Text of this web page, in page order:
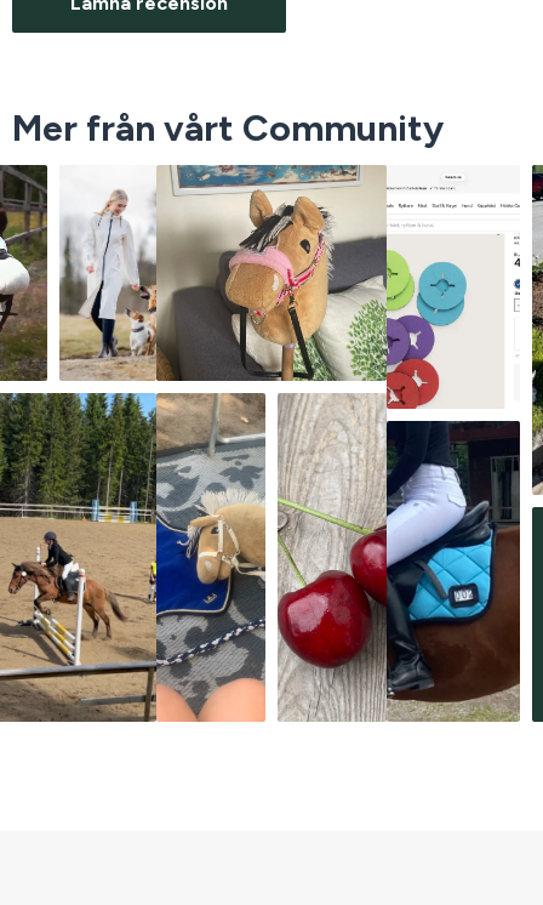
Mer från vårt Community